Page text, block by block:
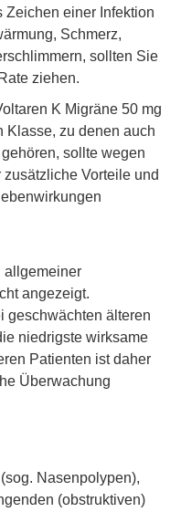
Zeichen einer Infektion
Schmerz,
sollten Sie
ziehen.
K Migräne 50 mg
Klasse, zu denen auch
sollte wegen
Vorteile und
allgemeiner
angezeigt.
geschwächten älteren
niedrigste wirksame
Patienten ist daher
Überwachung
Nasenpolypen),
(obstruktiven)